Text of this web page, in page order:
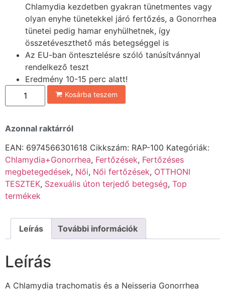
Chlamydia kezdetben gyakran tünetmentes vagy
olyan enyhe tünetekkel járó fertőzés, a Gonorrhea
tünetei pedig hamar enyhülhetnek, így
összetéveszthető más betegséggel is
Az EU-ban öntesztelésre szóló tanúsítvánnyal
rendelkező teszt
Eredmény 10-15 perc alatt!
Kosárba teszem
Azonnal raktárról
EAN: 6974566301618 Cikkszám: RAP-100 Kategóriák:
Chlamydia+Gonorrhea, Fertőzések, Fertőzéses
megbetegedések, Női, Női fertőzések, OTTHONI
TESZTEK, Szexuális úton terjedő betegség, Top
termékek
Leírás További információk
Leírás
A Chlamydia trachomatis és a Neisseria Gonorrhea